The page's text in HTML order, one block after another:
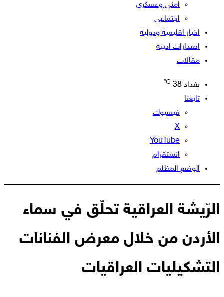
امني وعسكري
اجتماعي
اخبار اقليمية ودولية
اصدارات ادبية
مقالات
بغداد 38
℃
تابعنا
فيسبوك
‫X
‫YouTube
انستقرام
الوضع المظلم
الرّيشة العراقية تحلّق في سماء
الأردن من خلال معرض الفنانات
التشكيليات العراقيات